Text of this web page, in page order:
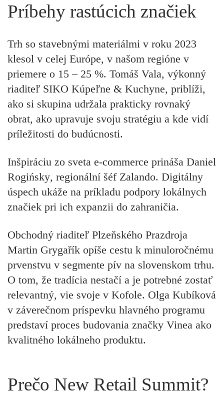
Príbehy rastúcich značiek
Trh so stavebnými materiálmi v roku 2023
klesol v celej Európe, v našom regióne v
priemere o 15 – 25 %. Tomáš Vala, výkonný
riaditeľ SIKO Kúpeľne & Kuchyne, priblíži,
ako si skupina udržala prakticky rovnaký
obrat, ako upravuje svoju stratégiu a kde vidí
príležitosti do budúcnosti.
Inšpiráciu zo sveta e-commerce prináša Daniel
Rogińsky, regionální šéf Zalando. Digitálny
úspech ukáže na príkladu podpory lokálnych
značiek pri ich expanzii do zahraničia.
Obchodný riaditeľ Plzeňského Prazdroja
Martin Grygařík opíše cestu k minuloročnému
prvenstvu v segmente pív na slovenskom trhu.
O tom, že tradícia nestačí a je potrebné zostať
relevantný, vie svoje v Kofole. Olga Kubíková
v záverečnom príspevku hlavného programu
predstaví proces budovania značky Vinea ako
kvalitného lokálneho produktu.
Prečo New Retail Summit?